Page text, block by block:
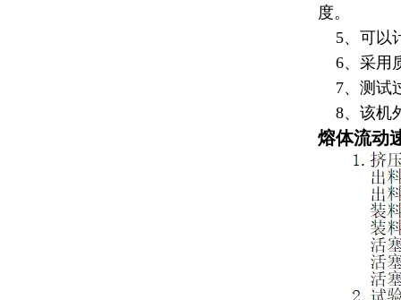
度。
5、可以
6、采用
7、测试
8、该机
熔体流动